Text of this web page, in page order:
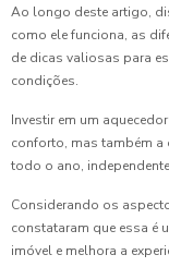
Ao longo deste artigo,
como ele funciona, as
de dicas valiosas para
condições.
Investir em um
conforto, mas também
todo o ano,
Considerando os
constataram que essa é
imóvel e melhora a